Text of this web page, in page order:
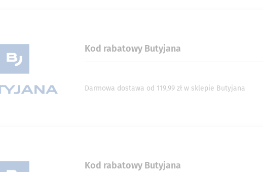
Kod rabatowy Butyjana
Darmowa dostawa od 119,99 zł w sklepie Butyjana
Kod rabatowy Butyjana